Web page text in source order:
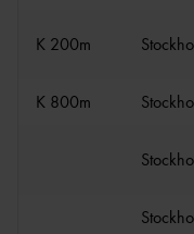
K 200m
K 800m